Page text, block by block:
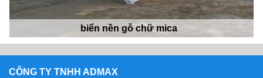
biển nền gỗ chữ mica
CÔNG TY TNHH ADMAX